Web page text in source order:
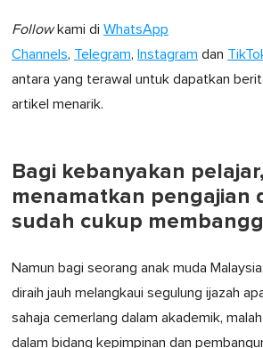
Followkami di WhatsApp
Channels, Telegram, Instagram dan
antara yang terawal untuk dapatkan
artikel menarik.
Bagi kebanyakan pelajar,
menamatkan pengajian
sudah cukup
Namun bagi seorang anak muda
diraih jauh melangkaui segulung ijazah
sahaja cemerlang dalam akademik,
dalam bidang kepimpinan dan